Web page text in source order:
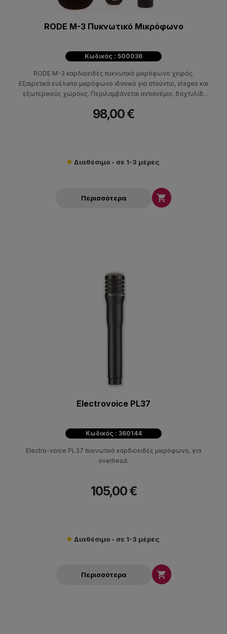
RODE M-3 Πυκνωτικό Μικρόφωνο
Κωδικός : 500036
RODE M-3 καρδιοειδές πυκνωτικό μικρόφωνο χειρός.
Εξαιρετικά ευέλικτο μικρόφωνο ιδανικό για στούντιο, stages και
εξωτερικούς χώρους. Περιλαμβάνεται αντιανέμιο, δαχτυλίδι
98,00 €
Διαθέσιμο - σε 1-3 μέρες
Περισσότερα 
Electrovoice PL37
Κωδικός : 360144
Electro-voice PL37 πυκνωτικό καρδιοειδές μικρόφωνο, για
overhead.
105,00 €
Διαθέσιμο - σε 1-3 μέρες
Περισσότερα 